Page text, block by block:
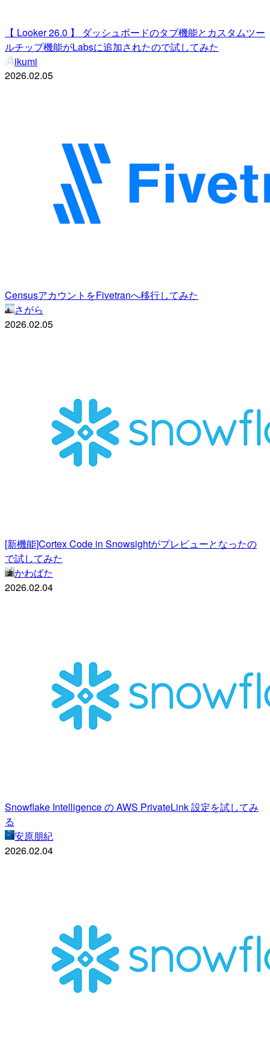
【 Looker 26.0 】 ダッシュボードのタブ機能とカスタムツー
ルチップ機能がLabsに追加されたので試してみた
ikumi
2026.02.05
CensusアカウントをFivetranへ移行してみた
さがら
2026.02.05
[新機能]Cortex Code in Snowsightがプレビューとなったの
で試してみた
かわばた
2026.02.04
Snowflake Intelligence の AWS PrivateLink 設定を試してみ
る
安原朋紀
2026.02.04